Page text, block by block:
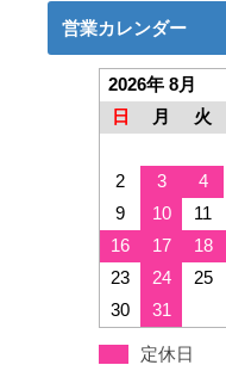
営業カレンダー
2026年 8月
日
月 火
2
3 4
9
10 11
16
17 18
23
24 25
30
31
定休日